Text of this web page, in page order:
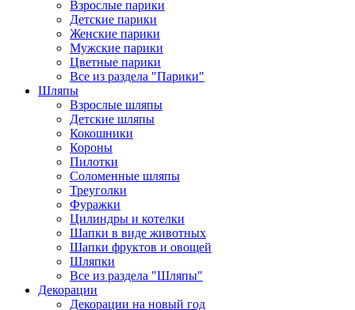
Взрослые парики
Детские парики
Женские парики
Мужские парики
Цветные парики
Все из раздела "Парики"
Шляпы
Взрослые шляпы
Детские шляпы
Кокошники
Короны
Пилотки
Соломенные шляпы
Треуголки
Фуражки
Цилиндры и котелки
Шапки в виде животных
Шапки фруктов и овощей
Шляпки
Все из раздела "Шляпы"
Декорации
Декорации на новый год